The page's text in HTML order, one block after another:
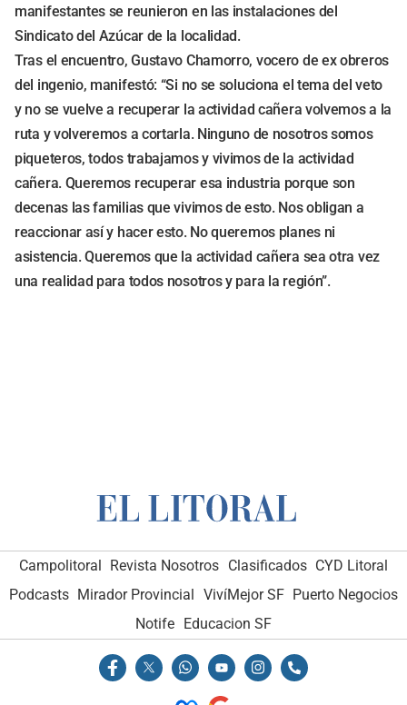
manifestantes se reunieron en las instalaciones del
Sindicato del Azúcar de la localidad.
Tras el encuentro, Gustavo Chamorro, vocero de ex obreros
del ingenio, manifestó: “Si no se soluciona el tema del veto
y no se vuelve a recuperar la actividad cañera volvemos a la
ruta y volveremos a cortarla. Ninguno de nosotros somos
piqueteros, todos trabajamos y vivimos de la actividad
cañera. Queremos recuperar esa industria porque son
decenas las familias que vivimos de esto. Nos obligan a
reaccionar así y hacer esto. No queremos planes ni
asistencia. Queremos que la actividad cañera sea otra vez
una realidad para todos nosotros y para la región”.
Campolitoral Revista Nosotros Clasificados CYD Litoral
Podcasts Mirador Provincial VivíMejor SF Puerto Negocios
Notife Educacion SF